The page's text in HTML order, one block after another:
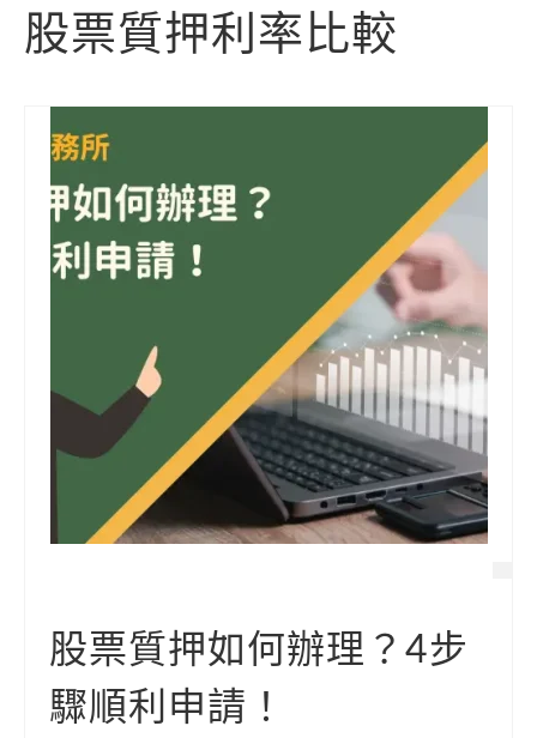
房屋貸款
信用貸款
代書貸款
精選知識
銀行貸款
其他貸款
時事解析
生活理財
房產Q&A
股票質押利率比較
股票質押如何辦理？4步
驟順利申請！